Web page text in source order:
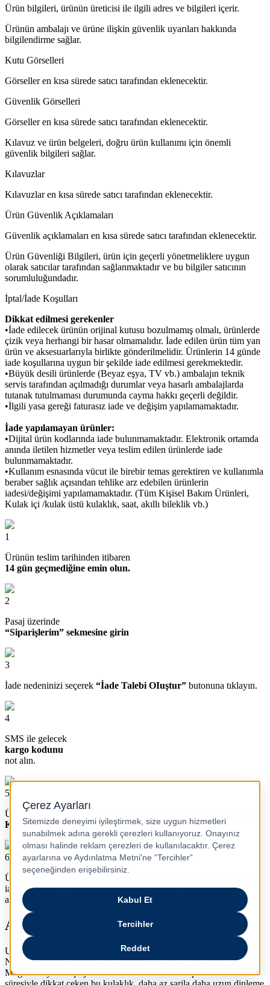
Ürün bilgileri, ürünün üreticisi ile ilgili adres ve bilgileri içerir.
Ürünün ambalajı ve ürüne ilişkin güvenlik uyarıları hakkında
bilgilendirme sağlar.
Kutu Görselleri
Görseller en kısa sürede satıcı tarafından eklenecektir.
Güvenlik Görselleri
Görseller en kısa sürede satıcı tarafından eklenecektir.
Kılavuz ve ürün belgeleri, doğru ürün kullanımı için önemli
güvenlik bilgileri sağlar.
Kılavuzlar
Kılavuzlar en kısa sürede satıcı tarafından eklenecektir.
Ürün Güvenlik Açıklamaları
Güvenlik açıklamaları en kısa sürede satıcı tarafından eklenecektir.
Ürün Güvenliği Bilgileri, ürün için geçerli yönetmeliklere uygun
olarak satıcılar tarafından sağlanmaktadır ve bu bilgiler satıcının
sorumluluğundadır.
İptal/İade Koşulları
Dikkat edilmesi gerekenler
•İade edilecek ürünün orijinal kutusu bozulmamış olmalı, ürünlerde
çizik veya herhangi bir hasar olmamalıdır. İade edilen ürün tüm yan
ürün ve aksesuarlarıyla birlikte gönderilmelidir. Ürünlerin 14 günde
iade koşullarına uygun bir şekilde iade edilmesi gerekmektedir.
•Büyük desili ürünlerde (Beyaz eşya, TV vb.) ambalajın teknik
servis tarafından açılmadığı durumlar veya hasarlı ambalajlarda
tutanak tutulmaması durumunda cayma hakkı geçerli değildir.
•İlgili yasa gereği faturasız iade ve değişim yapılamamaktadır.
İade yapılamayan ürünler:
•Dijital ürün kodlarında iade bulunmamaktadır. Elektronik ortamda
anında iletilen hizmetler veya teslim edilen ürünlerde iade
bulunmamaktadır.
•Kullanım esnasında vücut ile birebir temas gerektiren ve kullanımla
beraber sağlık açısından tehlike arz edebilen ürünlerin
iadesi/değişimi yapılamamaktadır. (Tüm Kişisel Bakım Ürünleri,
Kulak içi /kulak üstü kulaklık, saat, akıllı bileklik vb.)
1
Ürünün teslim tarihinden itibaren
14 gün geçmediğine emin olun.
2
Pasaj üzerinde
“Siparişlerim” sekmesine girin
3
İade nedeninizi seçerek “İade Talebi OIuştur” butonuna tıklayın.
4
SMS ile gelecek
kargo kodunu
not alın.
5
Ürünü eksiksiz bir şekilde paketleyerek faturası ile birlikte
Kargo’ya 7 iş günü içinde teslim edin.
6
Ürün bize ulaştıktan sonra maksimum
iade talebiniz onaylandığında paranız otomatik olarak bankanıza
aktarılır.
AirPods 3. Nesil
Uzamsal ses, adaptif EQ ve H1 çip desteğiyle öne çıkan AirPods 3.
Nesil, günlük kullanımda ses deneyimini bir üst seviyeye taşıyor.
MagSafe uyumlu şarj kutusu ve 30 saate kadar toplam dinleme